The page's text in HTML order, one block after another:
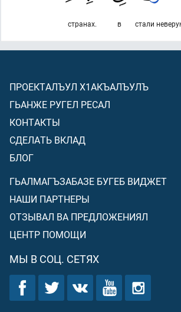
стали
в
странах.
ПРОЕКТАЛЪУЛ Х1АКЪАЛЪУЛЪ
ГЬАНЖЕ РУГЕЛ РЕСАЛ
КОНТАКТЫ
СДЕЛАТЬ ВКЛАД
БЛОГ
ГЬАЛМАГЪЗАБАЗЕ БУГЕБ ВИДЖЕТ
НАШИ ПАРТНЕРЫ
ОТЗЫВАЛ ВА ПРЕДЛОЖЕНИЯЛ
ЦЕНТР ПОМОЩИ
МЫ В СОЦ. СЕТЯХ